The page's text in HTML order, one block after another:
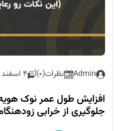
Admin نظرات(0) 4 اسفند 1404
جلوگیری از خرابی